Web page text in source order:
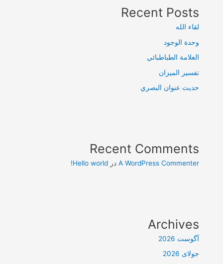
Recent Posts
لقاء الله
وحدة الوجود
العلامة الطباطبائي
تفسير الميزان
حديث عنوان البصري
Recent Comments
A WordPress Commenter درHello world!
Archives
آگوست 2026
جولای 2026